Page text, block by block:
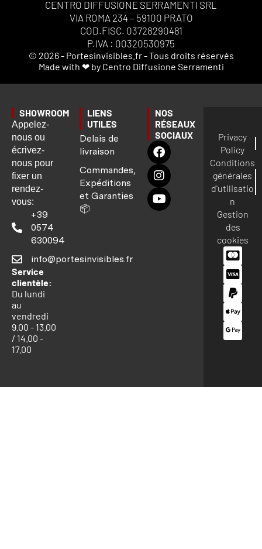
CENTRO DIFFUSIONE SERRAMENTI SRL
VIA ROMA 234 – 59100 PRATO
COD.FISC. 03728290481
P.IVA : 00320530975
© 2026 - Portesinvisibles.fr - Tous droits réservés
Made with ❤ by Centro Diffusione Serramenti
SHOWROOM
Appelez-
nous ou
écrivez-
nous pour
fixer un
rendez-
vous:
+39
0574
630094
info@portesinvisibles.fr
Service
clientèle:
Du lundi
au
vendredi
9.00 - 13.00
/ 14.00 -
17.00
LIENS
UTILES
Delais de
livraison
Commandes,
Expéditions
et Garanties
📦
NOS
RÉSEAUX
SOCIAUX
Privacy
Policy
Conditions
générales
d'utilisatio
n
Gestion
des
cookies